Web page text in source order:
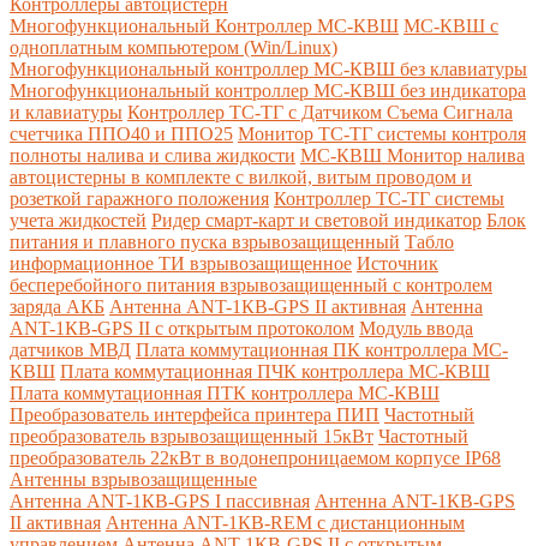
Многофункциональный Контроллер МС-КВШ МС-КВШ с
одноплатным компьютером (Win/Linux)
Многофункциональный контроллер МС-КВШ без клавиатуры
Многофункциональный контроллер МС-КВШ без индикатора
и клавиатуры Контроллер ТС-ТГ с Датчиком Съема Сигнала
счетчика ППО40 и ППО25 Монитор ТС-ТГ системы контроля
полноты налива и слива жидкости МС-КВШ Монитор налива
автоцистерны в комплекте с вилкой, витым проводом и
розеткой гаражного положения Контроллер ТС-ТГ системы
учета жидкостей Ридер смарт-карт и световой индикатор Блок
питания и плавного пуска взрывозащищенный Табло
информационное ТИ взрывозащищенное Источник
бесперебойного питания взрывозащищенный с контролем
заряда АКБ Антенна ANT-1КВ-GPS II активная Антенна
ANT-1КВ-GPS II с открытым протоколом Модуль ввода
датчиков МВД Плата коммутационная ПК контроллера МС-
КВШ Плата коммутационная ПЧК контроллера МС-КВШ
Плата коммутационная ПТК контроллера МС-КВШ
Преобразователь интерфейса принтера ПИП Частотный
преобразователь взрывозащищенный 15кВт Частотный
преобразователь 22кВт в водонепроницаемом корпусе IP68
Антенны взрывозащищенные
Антенна ANT-1КВ-GPS I пассивная Антенна ANT-1КВ-GPS
II активная Антенна ANT-1КВ-REM c дистанционным